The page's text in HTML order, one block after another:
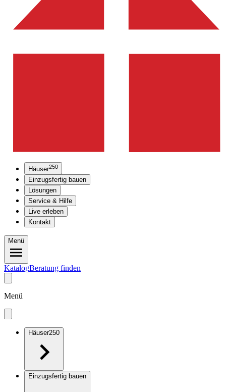
Häuser250
Einzugsfertig bauen
Lösungen
Service & Hilfe
Live erleben
Kontakt
Menü
KatalogBeratung finden
Menü
Häuser250
Einzugsfertig bauen